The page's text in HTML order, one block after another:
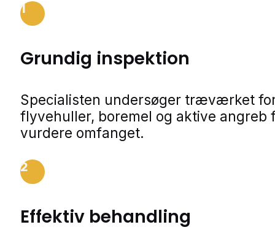
1
Grundig inspektion
Specialisten undersøger træværket
flyvehuller, boremel og aktive angreb
vurdere omfanget.
2
Effektiv behandling